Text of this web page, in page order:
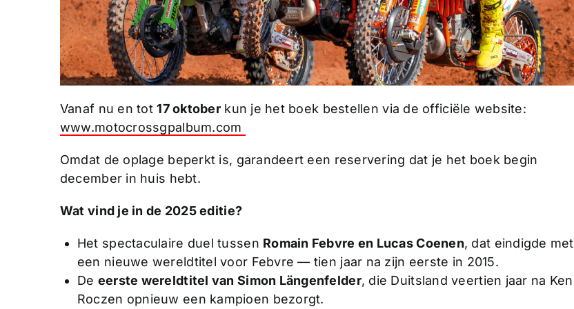
Vanaf nu en tot17 oktoberkun je het boek bestellen via de officiële website:
www.motocrossgpalbum.com
Omdat de oplage beperkt is, garandeert een reservering dat je het boek begin
december in huis hebt.
Wat vind je in de 2025 editie?
Het spectaculaire duel tussen Romain Febvre en Lucas Coenen, dat eindigde met
een nieuwe wereldtitel voor Febvre — tien jaar na zijn eerste in 2015.
De eerste wereldtitel van Simon Längenfelder, die Duitsland veertien jaar na Ken
Roczen opnieuw een kampioen bezorgt.